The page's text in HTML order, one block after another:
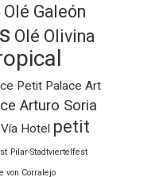
Olé Galeón
Olé Olivina
Petit Palace Art
Arturo Soria
Hotel petit
Pilar-Stadtviertelfest
von Corralejo